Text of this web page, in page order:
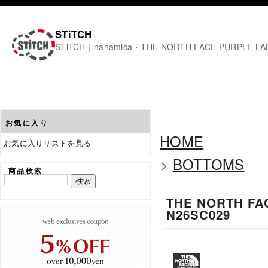
STiTCH
STiTCH｜nanamica・THE NORTH FACE PURPLE
お気に入り
お気に入りリストを見る
商品検索
HOME
> BOTTOMS
THE NORTH
N26SC029